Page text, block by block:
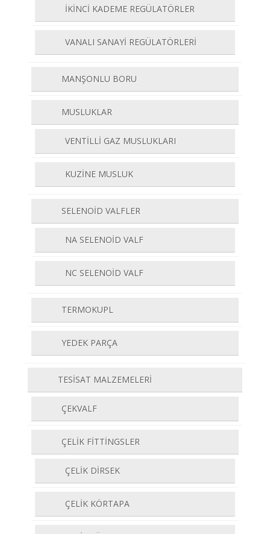
İKİNCİ KADEME REGÜLATÖRLER
VANALI SANAYİ REGÜLATÖRLERİ
MANŞONLU BORU
MUSLUKLAR
VENTİLLİ GAZ MUSLUKLARI
KUZİNE MUSLUK
SELENOİD VALFLER
NA SELENOİD VALF
NC SELENOİD VALF
TERMOKUPL
YEDEK PARÇA
TESİSAT MALZEMELERİ
ÇEKVALF
ÇELİK FİTTİNGSLER
ÇELİK DİRSEK
ÇELİK KÖRTAPA